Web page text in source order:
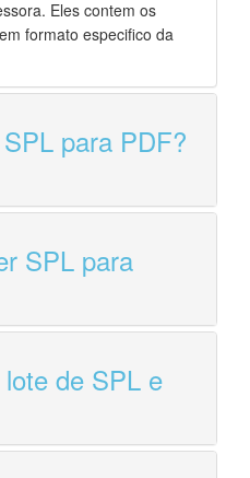
Eles contem os
formato especifico da
para PDF?
SPL para
de SPL e